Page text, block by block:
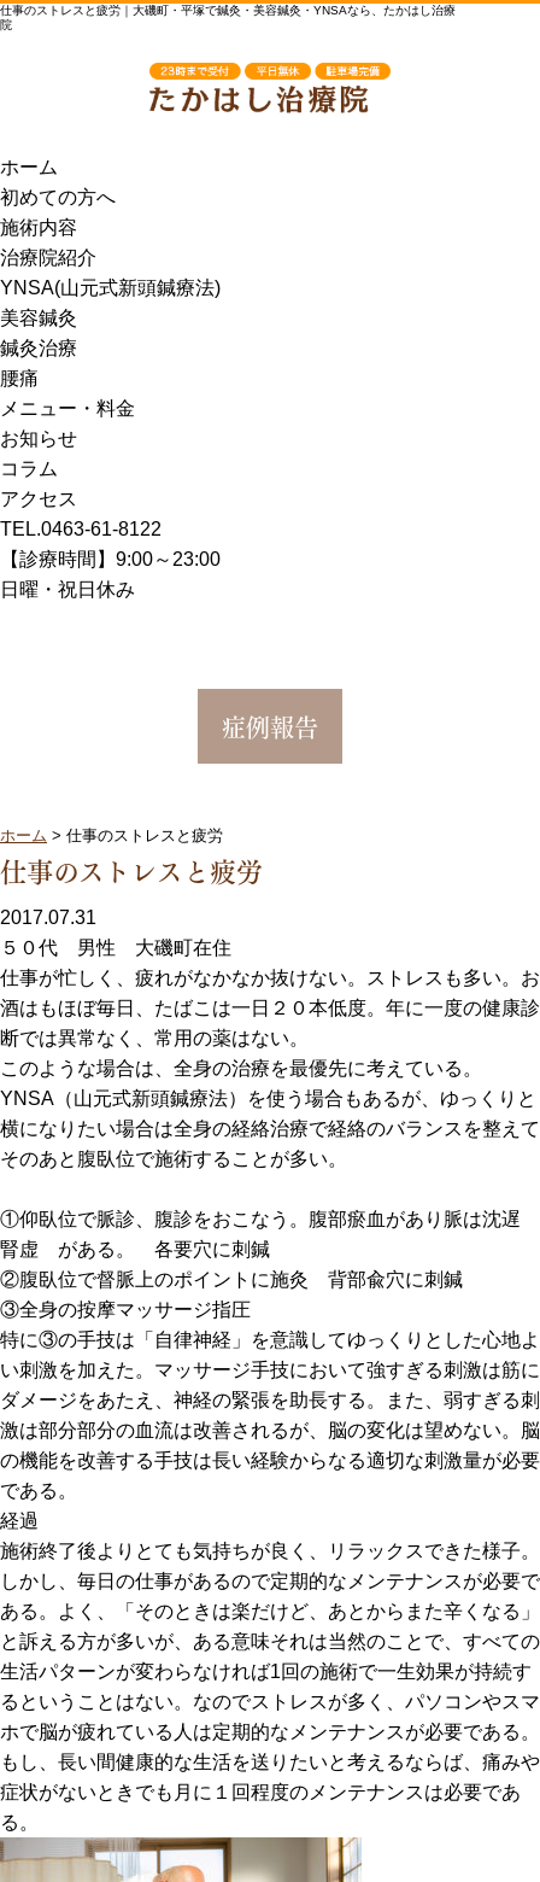
仕事のストレスと疲労｜大磯町・平塚で鍼灸・美容鍼灸・YNSAなら、たかはし治療
院
ホーム
初めての方へ
施術内容
治療院紹介
YNSA(山元式新頭鍼療法)
美容鍼灸
鍼灸治療
腰痛
メニュー・料金
お知らせ
コラム
アクセス
TEL.0463-61-8122
【診療時間】9:00～23:00
日曜・祝日休み
症例報告
ホーム > 仕事のストレスと疲労
仕事のストレスと疲労
2017.07.31
５０代 男性 大磯町在住
仕事が忙しく、疲れがなかなか抜けない。ストレスも多い。お
酒はもほぼ毎日、たばこは一日２０本低度。年に一度の健康診
断では異常なく、常用の薬はない。
このような場合は、全身の治療を最優先に考えている。
YNSA（山元式新頭鍼療法）を使う場合もあるが、ゆっくりと
横になりたい場合は全身の経絡治療で経絡のバランスを整えて
そのあと腹臥位で施術することが多い。
①仰臥位で脈診、腹診をおこなう。腹部瘀血があり脈は沈遅
腎虚 がある。 各要穴に刺鍼
②腹臥位で督脈上のポイントに施灸 背部兪穴に刺鍼
③全身の按摩マッサージ指圧
特に③の手技は「自律神経」を意識してゆっくりとした心地よ
い刺激を加えた。マッサージ手技において強すぎる刺激は筋に
ダメージをあたえ、神経の緊張を助長する。また、弱すぎる刺
激は部分部分の血流は改善されるが、脳の変化は望めない。脳
の機能を改善する手技は長い経験からなる適切な刺激量が必要
である。
経過
施術終了後よりとても気持ちが良く、リラックスできた様子。
しかし、毎日の仕事があるので定期的なメンテナンスが必要で
ある。よく、「そのときは楽だけど、あとからまた辛くなる」
と訴える方が多いが、ある意味それは当然のことで、すべての
生活パターンが変わらなければ1回の施術で一生効果が持続す
るということはない。なのでストレスが多く、パソコンやスマ
ホで脳が疲れている人は定期的なメンテナンスが必要である。
もし、長い間健康的な生活を送りたいと考えるならば、痛みや
症状がないときでも月に１回程度のメンテナンスは必要であ
る。